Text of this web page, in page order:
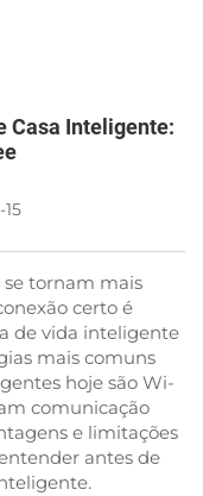
Casa Inteligente:
se tornam mais
certo é
de vida inteligente
mais comuns
hoje são Wi-
comunicação
e limitações
antes de